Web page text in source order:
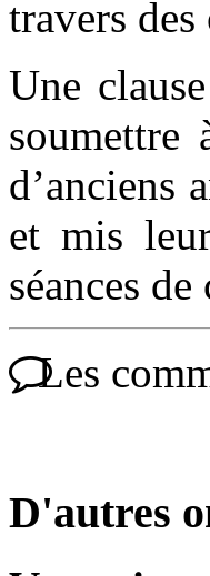
travers
Une
soumettre
d’anciens
et mis
séances
Les
D'autres